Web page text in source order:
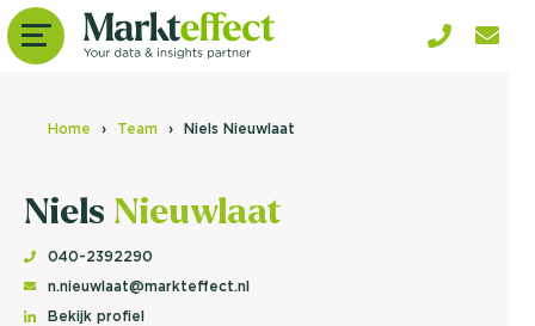
Home Team Niels Nieuwlaat
Niels Nieuwlaat
040-2392290
n.nieuwlaat@markteffect.nl
Bekijk profiel